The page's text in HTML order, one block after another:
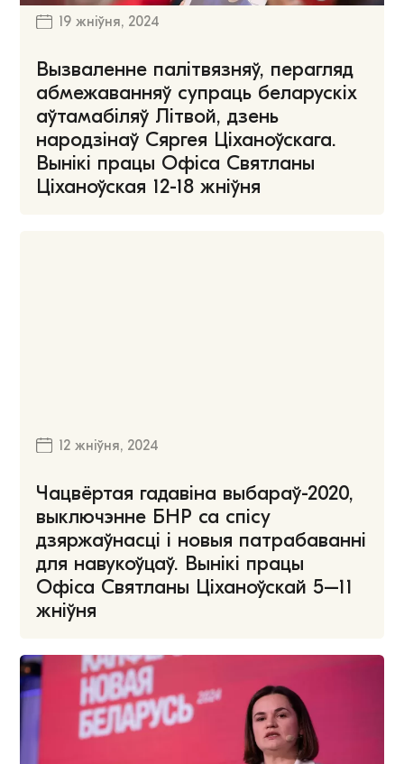
19 жніўня, 2024
Вызваленне палітвязняў, перагляд
абмежаванняў супраць беларускіх
аўтамабіляў Літвой, дзень
народзінаў Сяргея Ціханоўскага.
Вынікі працы Офіса Святланы
Ціханоўская 12-18 жніўня
12 жніўня, 2024
Чацвёртая гадавіна выбараў-2020,
выключэнне БНР са спісу
дзяржаўнасці і новыя патрабаванні
для навукоўцаў. Вынікі працы
Офіса Святланы Ціханоўскай 5–11
жніўня